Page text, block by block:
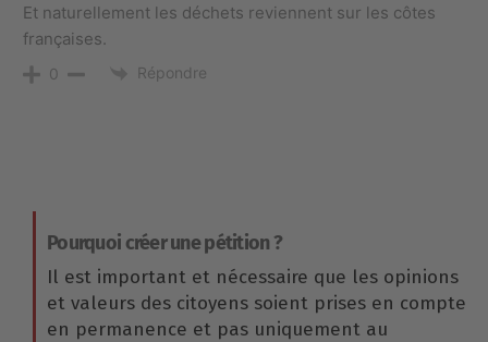
Et naturellement les déchets reviennent sur les côtes
françaises.
0 Répondre
Pourquoi créer une pétition ?
Il est important et nécessaire que les opinions
et valeurs des citoyens soient prises en compte
en permanence et pas uniquement au